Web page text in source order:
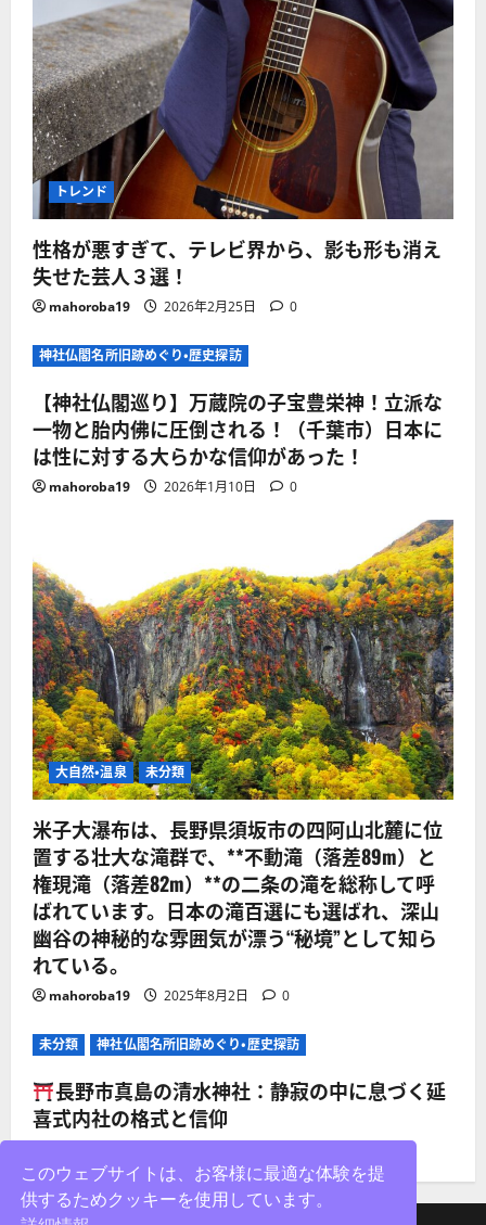
トレンド
性格が悪すぎて、テレビ界から、影も形も消え
失せた芸人３選！
mahoroba19 2026年2月25日 0
神社仏閣名所旧跡めぐり・歴史探訪
【神社仏閣巡り】万蔵院の子宝豊栄神！立派な
一物と胎内佛に圧倒される！（千葉市）日本に
は性に対する大らかな信仰があった！
mahoroba19 2026年1月10日 0
大自然・温泉 未分類
米子大瀑布は、長野県須坂市の四阿山北麓に位
置する壮大な滝群で、**不動滝（落差89m）と
権現滝（落差82m）**の二条の滝を総称して呼
ばれています。日本の滝百選にも選ばれ、深山
幽谷の神秘的な雰囲気が漂う“秘境”として知ら
れている。
mahoroba19 2025年8月2日 0
未分類 神社仏閣名所旧跡めぐり・歴史探訪
長野市真島の清水神社：静寂の中に息づく延
喜式内社の格式と信仰
このウェブサイトは、お客様に最適な体験を提
供するためクッキーを使用しています。